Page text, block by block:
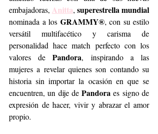
embajadoras, Anitta, superestrella mundial
nominada a los GRAMMY®, con su estilo
versátil multifacético y carisma de
personalidad hace match perfecto con los
valores de Pandora, inspirando a las
mujeres a revelar quienes son contando su
historia sin importar la ocasión en que se
encuentren, un dije de Pandora es signo de
expresión de hacer, vivir y abrazar el amor
propio.